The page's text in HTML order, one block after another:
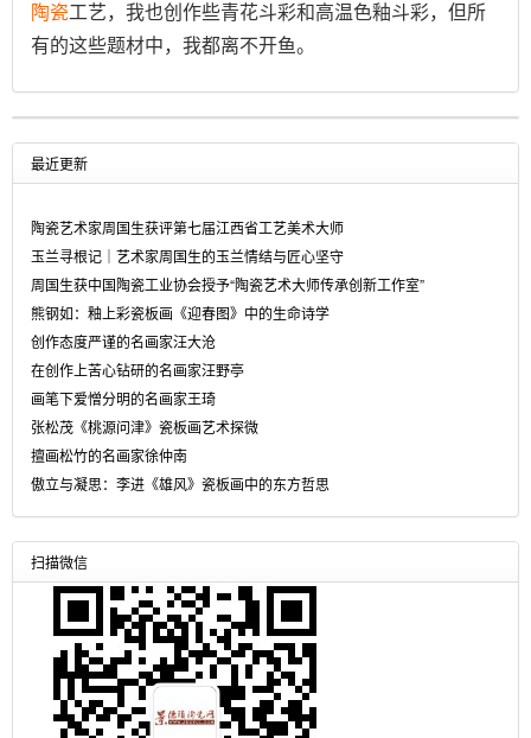
陶瓷工艺，我也创作些青花斗彩和高温色釉斗彩，但所
有的这些题材中，我都离不开鱼。
最近更新
陶瓷艺术家周国生获评第七届江西省工艺美术大师
玉兰寻根记｜艺术家周国生的玉兰情结与匠心坚守
周国生获中国陶瓷工业协会授予“陶瓷艺术大师传承创新工作室”
熊钢如：釉上彩瓷板画《迎春图》中的生命诗学
创作态度严谨的名画家汪大沧
在创作上苦心钻研的名画家汪野亭
画笔下爱憎分明的名画家王琦
张松茂《桃源问津》瓷板画艺术探微
擅画松竹的名画家徐仲南
傲立与凝思：李进《雄风》瓷板画中的东方哲思
扫描微信